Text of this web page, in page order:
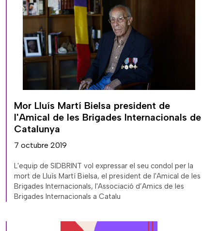
Mor Lluís Martí Bielsa president de
l'Amical de les Brigades Internacionals de
Catalunya
7 octubre 2019
L'equip de SIDBRINT vol expressar el seu condol per la
mort de Lluís Martí Bielsa, el president de l'Amical de les
Brigades Internacionals, l'Associació d’Amics de les
Brigades Internacionals a Catalu